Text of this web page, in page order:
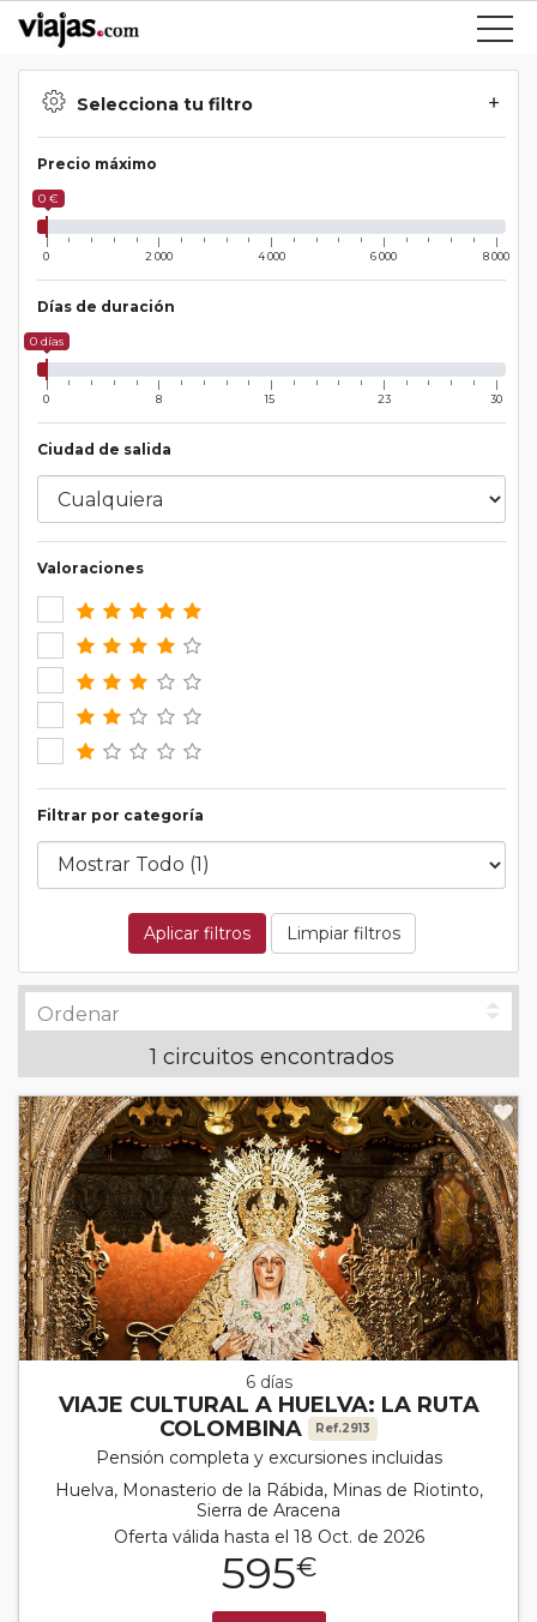
Selecciona tu filtro
Precio máximo
0 €
0 2 000 4 000 6 000 8 000
Días de duración
0 días
0 8 15 23 30
Ciudad de salida
Valoraciones
Filtrar por categoría
Aplicar filtros Limpiar filtros
1 circuitos encontrados
6 días
VIAJE CULTURAL A HUELVA: LA RUTA
COLOMBINA
Ref.2913
Pensión completa y excursiones incluidas
Huelva, Monasterio de la Rábida, Minas de Riotinto,
Sierra de Aracena
Oferta válida hasta el 18 Oct. de 2026
595€